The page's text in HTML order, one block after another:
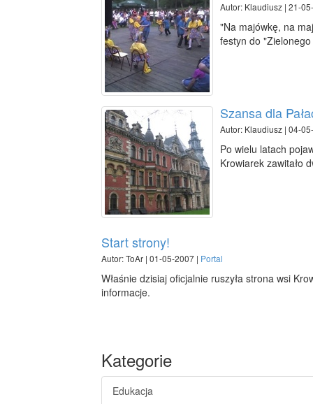
Autor: Klaudiusz | 21-
"Na majówkę, na
festyn do
Szansa dla
Autor: Klaudiusz | 04-
Po wielu latach
Krowiarek zawitało
Start strony!
Autor: ToAr | 01-05-2007 | Portal
Właśnie dzisiaj oficjalnie ruszyła strona wsi
informacje.
Kategorie
Edukacja